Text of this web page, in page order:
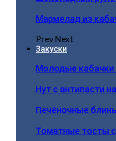
Мармелад из
PrevNext
Закуски
Молодые кабачки
Нут с антипасти
Печёночные
Томатные тосты с